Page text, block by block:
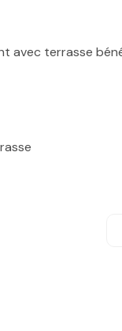
avec terrasse